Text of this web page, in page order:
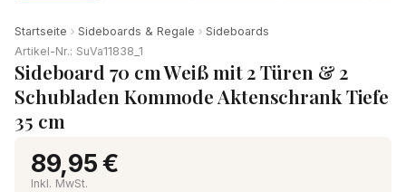
Startseite Sideboards & Regale
Sideboards
Artikel-Nr.: SuVa11838_1
Sideboard 70 cm Weiß mit 2 Türen & 2
Schubladen Kommode Aktenschrank Tiefe
35 cm
89,95 €
Inkl. MwSt.